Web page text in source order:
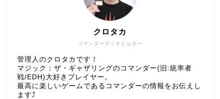
コマンダーデッキビルダー
クロタカ
管理人のクロタカです！
マジック：ザ・ギャザリングのコマンダー(旧:統率者
戦/EDH)大好きプレイヤー。
最高に楽しいゲームであるコマンダーの情報をお伝えし
ます⤴︎